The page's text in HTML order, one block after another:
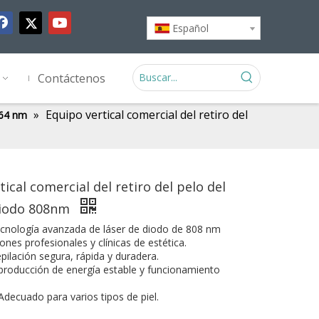
Español
Contáctenos
nm » Equipo vertical comercial del retiro del
comercial del retiro del pelo del
808nm
avanzada de láser de diodo de 808 nm
profesionales y clínicas de estética.
segura, rápida y duradera.
de energía estable y funcionamiento
para varios tipos de piel.